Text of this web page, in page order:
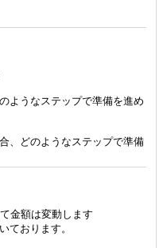
ようなステップで準備を進め
、どのようなステップで準備
金額は変動します
ております。